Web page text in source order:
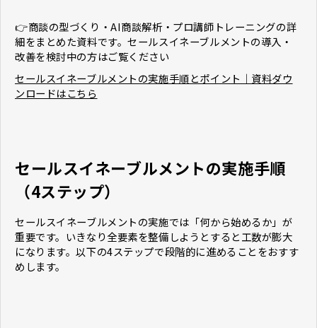
👉商談の型づくり・AI商談解析・プロ講師トレーニングの詳
細をまとめた資料です。セールスイネーブルメントの導入・
改善を検討中の方はご覧ください
セールスイネーブルメントの実施手順とポイント｜資料ダウ
ンロードはこちら
セールスイネーブルメントの実施手順
（4ステップ）
セールスイネーブルメントの実施では「何から始めるか」が
重要です。いきなり全要素を整備しようとすると工数が膨大
になります。以下の4ステップで段階的に進めることをおすす
めします。